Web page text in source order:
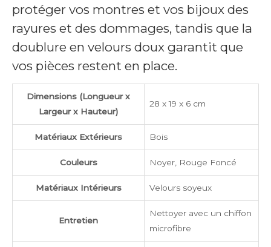
protéger vos montres et vos bijoux des
rayures et des dommages, tandis que la
doublure en velours doux garantit que
vos pièces restent en place.
Dimensions (Longueur x
Largeur x Hauteur)
28 x 19 x 6 cm
Matériaux Extérieurs Bois
Couleurs Noyer, Rouge Foncé
Matériaux Intérieurs Velours soyeux
Entretien
Nettoyer avec un chiffon
microfibre